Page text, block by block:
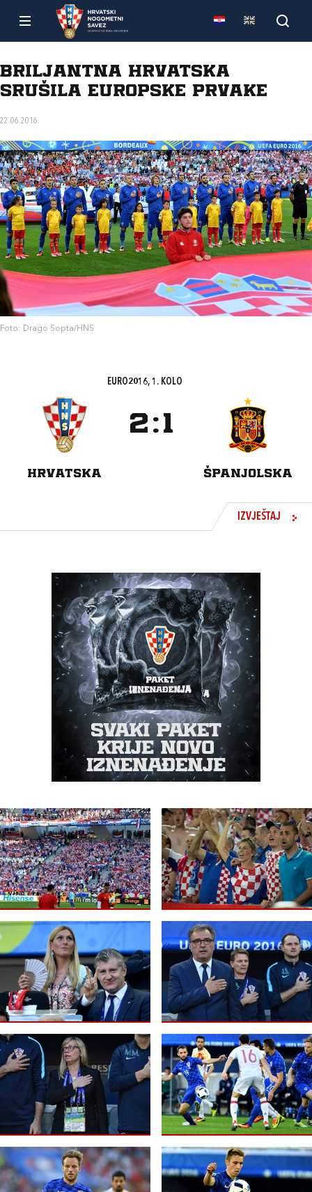
Briljantna Hrvatska
srušila europske prvake
22.06.2016.
Foto: Drago Sopta/HNS
EURO2016, 1. KOLO
HRVATSKA
2 :1
ŠPANJOLSKA
IZVJEŠTAJ